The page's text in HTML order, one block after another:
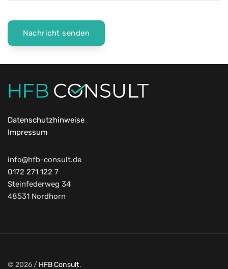
Datenschutzhinweise
Impressum
info@hfb-consult.de
0172 271 122 7
Steinfederweg 34
48531 Nordhorn
© 2026 / HFB Consult.